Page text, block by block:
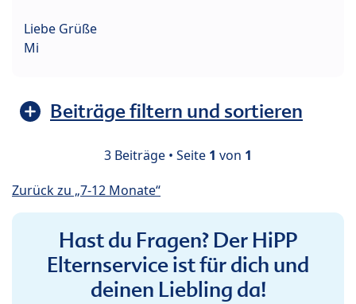
Liebe Grüße
Mi
Beiträge filtern und sortieren
3 Beiträge • Seite 1 von 1
Zurück zu „7-12 Monate“
Hast du Fragen? Der HiPP
Elternservice ist für dich und
deinen Liebling da!